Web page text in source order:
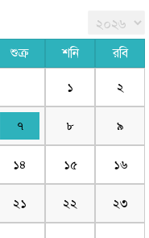
শুক্র শনি রবি
১ ২
৭ ৮ ৯
১৪ ১৫ ১৬
২১ ২২ ২৩